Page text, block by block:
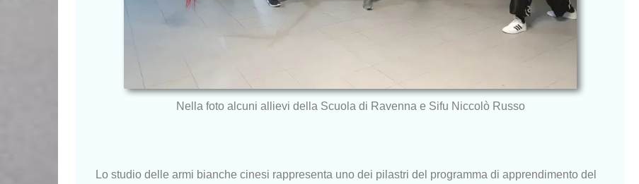
Nella foto alcuni allievi della Scuola di Ravenna e Sifu Niccolò Russo
Lo studio delle armi bianche cinesi rappresenta uno dei pilastri del programma di apprendimento del